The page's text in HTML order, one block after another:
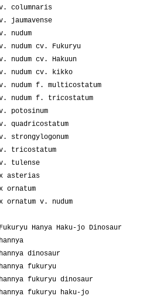
columnaris
jaumavense
nudum
nudum cv. Fukuryu
nudum cv. Hakuun
nudum cv. kikko
nudum f. multicostatum
nudum f. tricostatum
potosinum
quadricostatum
strongylogonum
tricostatum
tulense
asterias
ornatum
ornatum v. nudum
Hanya Haku-jo Dinosaur
dinosaur
fukuryu
fukuryu dinosaur
fukuryu haku-jo